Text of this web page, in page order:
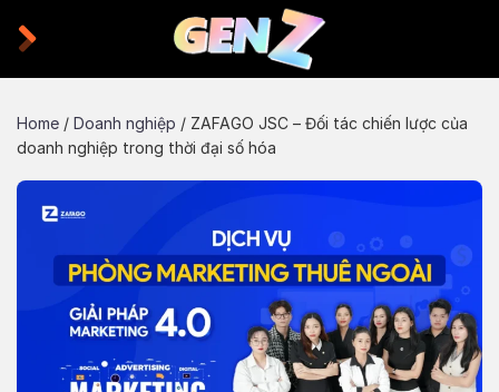
Home / Doanh nghiệp / ZAFAGO JSC – Đối tác chiến lược của
doanh nghiệp trong thời đại số hóa